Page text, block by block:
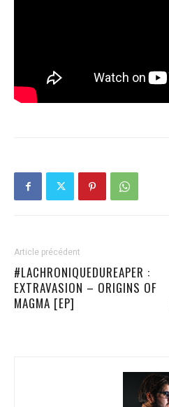
Article précédent
#LACHRONIQUEDUREAPER :
EXTRAVASION – ORIGINS OF
MAGMA [EP]